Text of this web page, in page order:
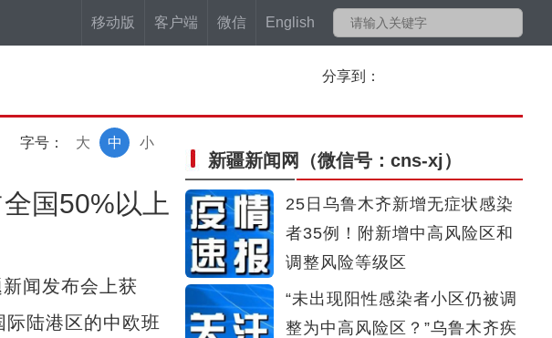
移动版 客户端 微信 English
分享到：
字号： 小
中
大
国50%以上
闻发布会上获
际陆港区的中欧班
新疆新闻网 （微信号：cns-xj）
25日乌鲁木齐新增无症状感染
者35例！附新增中高风险区和
调整风险等级区
“未出现阳性感染者小区仍被调
整为中高风险区？”乌鲁木齐疾